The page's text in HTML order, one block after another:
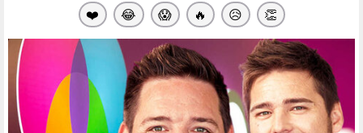
❤️ 😂 😱 🔥 😥 👏